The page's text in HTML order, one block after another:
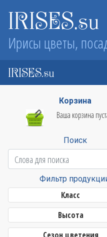
IRISES.su
Ирисы цветы,
IRISES.su
Корзина
Ваша корзина
Поиск
Фильтр
Класс
Высота